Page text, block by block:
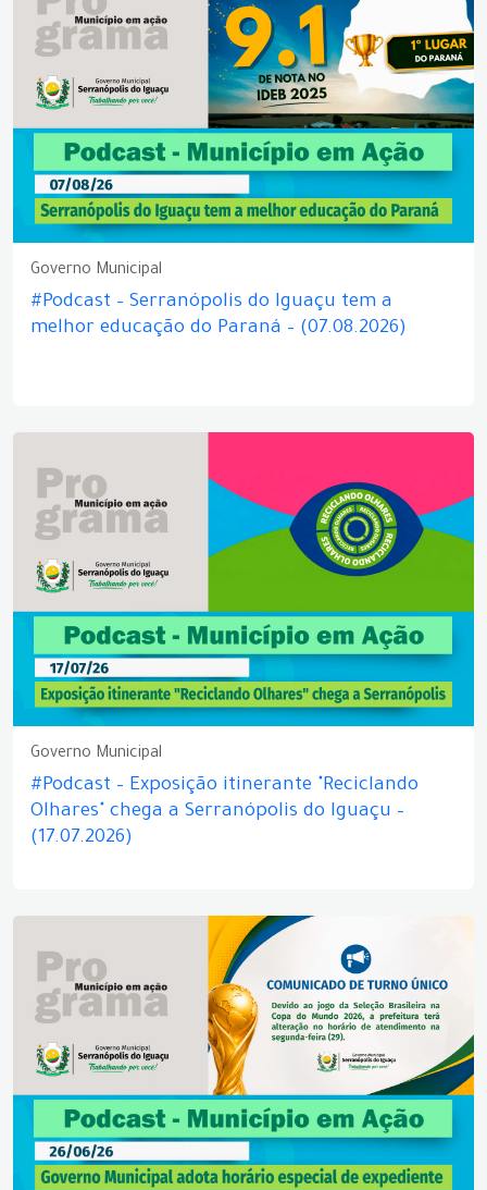
Governo Municipal
#Podcast – Serranópolis do Iguaçu tem a
melhor educação do Paraná – (07.08.2026)
Governo Municipal
#Podcast – Exposição itinerante "Reciclando
Olhares" chega a Serranópolis do Iguaçu –
(17.07.2026)